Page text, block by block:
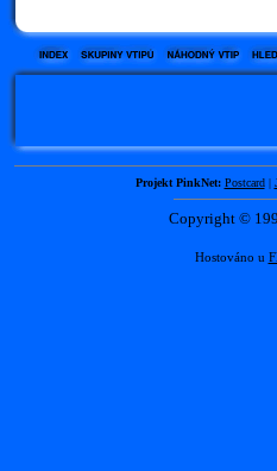
Projekt PinkNet: Postcard|
Copyright ©
Hostováno u